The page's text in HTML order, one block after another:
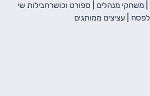
משחקי מנהלים ספורט וכושרחבילות שי
לפסח
עציצים ממותגים